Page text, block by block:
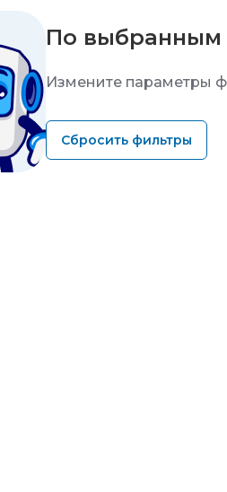
По выбранным
Измените параметры
Сбросить фильтры